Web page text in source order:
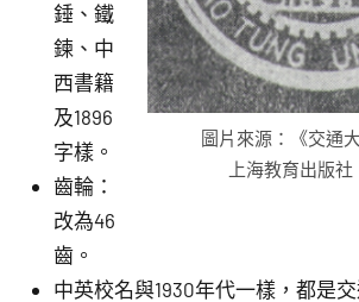
圖片來源：《交通
上海教育出版社
錘、鐵
鍊、中
西書籍
及1896
字樣。
齒輪：
改為46
齒。
中英校名與1930年代一樣，都是